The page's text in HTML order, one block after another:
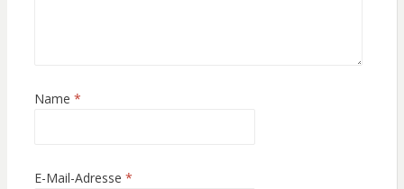
Name *
E-Mail-Adresse *